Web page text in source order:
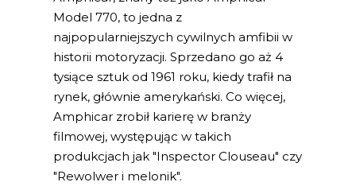
Model 770, to jedna z
najpopularniejszych cywilnych amfibii w
historii motoryzacji. Sprzedano go aż 4
tysiące sztuk od 1961 roku, kiedy trafił na
rynek, głównie amerykański. Co więcej,
Amphicar zrobił karierę w branży
filmowej, występując w takich
produkcjach jak "Inspector Clouseau" czy
"Rewolwer i melonik".